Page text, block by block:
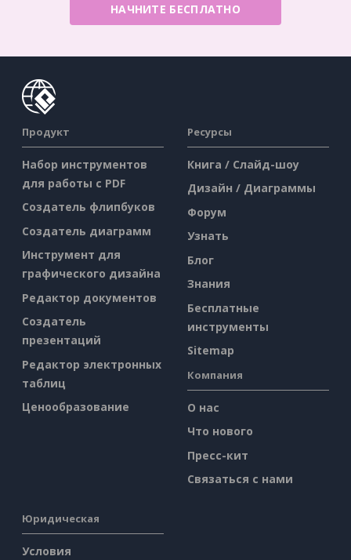
НАЧНИТЕ БЕСПЛАТНО
Продукт
Набор инструментов
для работы с PDF
Создатель флипбуков
Создатель диаграмм
Инструмент для
графического дизайна
Редактор документов
Создатель
презентаций
Редактор электронных
таблиц
Ценообразование
Ресурсы
Книга / Слайд-шоу
Дизайн / Диаграммы
Форум
Узнать
Блог
Знания
Бесплатные
инструменты
Sitemap
Компания
О нас
Что нового
Пресс-кит
Связаться с нами
Юридическая
Условия